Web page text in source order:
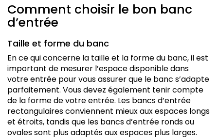
Comment choisir le bon banc
d’entrée
Taille et forme du banc
En ce qui concerne la taille et la forme du banc, il est
important de mesurer l’espace disponible dans
votre entrée pour vous assurer que le banc s’adapte
parfaitement. Vous devez également tenir compte
de la forme de votre entrée. Les bancs d’entrée
rectangulaires conviennent mieux aux espaces longs
et étroits, tandis que les bancs d’entrée ronds ou
ovales sont plus adaptés aux espaces plus larges.